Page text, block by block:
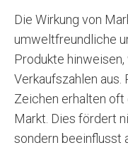
Die Wirkung von
umweltfreundliche
Produkte
Verkaufszahlen aus.
Zeichen erhalten
Markt. Dies fördert
sondern beeinflusst